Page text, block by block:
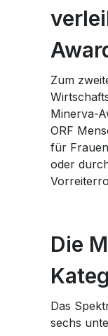
Planting
Die
Benefits
Ablauf
Offene
Planting
Frauen
Karriere
Die
Benefits
Ablauf
Offene
Zum
Minerva-
ORF
für
oder
Die
Das
sechs